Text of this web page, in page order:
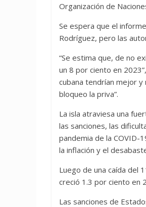
Organización de
Se espera que el
Rodríguez, pero las
“Se estima que, de no
un 8 por ciento en
cubana tendrían mejor y
bloqueo la priva”.
La isla atraviesa una
las sanciones, las
pandemia de la COVID-
la inflación y el
Luego de una caída del
creció 1.3 por ciento en
Las sanciones de